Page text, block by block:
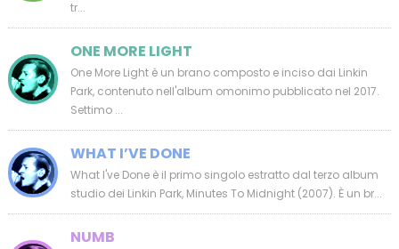
tr...
ONE MORE LIGHT
One More Light è un brano composto e inciso dai Linkin
Park, contenuto nell'album omonimo pubblicato nel 2017.
Settimo ...
WHAT I’VE DONE
What I've Done è il primo singolo estratto dal terzo album
studio dei Linkin Park, Minutes To Midnight (2007). È un br...
NUMB